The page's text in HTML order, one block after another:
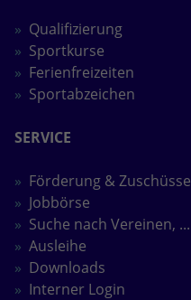
Qualifizierung
Sportkurse
Ferienfreizeiten
Sportabzeichen
SERVICE
Förderung & Zuschüsse
Jobbörse
Suche nach Vereinen, ...
Ausleihe
Downloads
Interner Login
Anbieter
Laufzeit 2 Jahre